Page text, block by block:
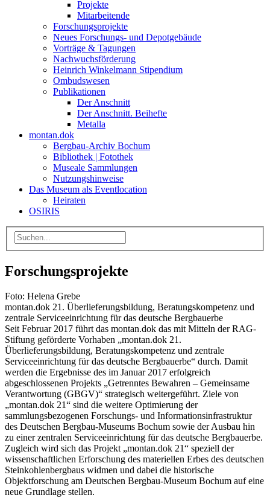
Projekte
Mitarbeitende
Forschungsprojekte
Neues Forschungs- und Depotgebäude
Vorträge & Tagungen
Nachwuchsförderung
Heinrich Winkelmann Stipendium
Ombudswesen
Publikationen
Der Anschnitt
Der Anschnitt. Beihefte
Metalla
montan.dok
Bergbau-Archiv Bochum
Bibliothek | Fotothek
Museale Sammlungen
Nutzungshinweise
Das Museum als Eventlocation
Heiraten
OSIRIS
Forschungsprojekte
Foto: Helena Grebe
montan.dok 21. Überlieferungsbildung, Beratungskompetenz und
zentrale Serviceeinrichtung für das deutsche Bergbauerbe
Seit Februar 2017 führt das montan.dok das mit Mitteln der RAG-
Stiftung geförderte Vorhaben „montan.dok 21.
Überlieferungsbildung, Beratungskompetenz und zentrale
Serviceeinrichtung für das deutsche Bergbauerbe“ durch. Damit
werden die Ergebnisse des im Januar 2017 erfolgreich
abgeschlossenen Projekts „Getrenntes Bewahren – Gemeinsame
Verantwortung (GBGV)“ strategisch weitergeführt. Ziele von
„montan.dok 21“ sind die weitere Optimierung der
sammlungsbezogenen Forschungs- und Informationsinfrastruktur
des Deutschen Bergbau-Museums Bochum sowie der Ausbau hin
zu einer zentralen Serviceeinrichtung für das deutsche Bergbauerbe.
Zugleich wird sich das Projekt „montan.dok 21“ speziell der
wissenschaftlichen Erforschung des materiellen Erbes des deutschen
Steinkohlenbergbaus widmen und dabei die historische
Objektforschung am Deutschen Bergbau-Museum Bochum auf eine
neue Grundlage stellen.